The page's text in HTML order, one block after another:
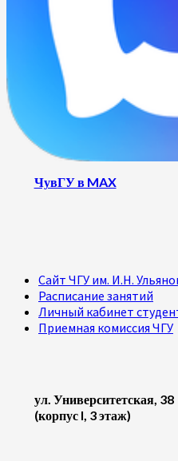
ЧувГУ в MAX
Сайт ЧГУ им. И.Н.
Расписание занятий
Личный кабинет
Приемная комиссия ЧГУ
ул. Университетская, 38
(корпус I, 3 этаж)